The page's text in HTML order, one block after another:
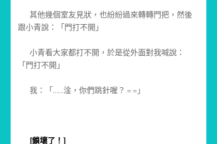
其他幾個室友見狀，也紛紛過來轉轉門把，然後
跟小青說：「門打不開」
小青看大家都打不開，於是從外面對我喊說：
「門打不開」
我：「……淦，你們跳針喔？ = =」
[鎖壞了！]